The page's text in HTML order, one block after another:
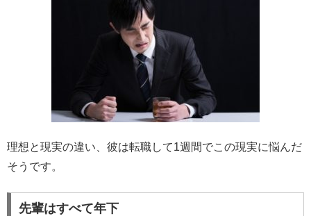
理想と現実の違い、彼は転職して1週間でこの現実に悩んだ
そうです。
先輩はすべて年下